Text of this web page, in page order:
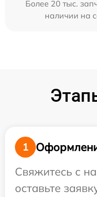
Более 20 тыс.
наличии на
1
Свяжитесь с
оставьте